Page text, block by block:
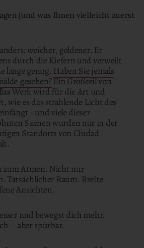
(und was Ihnen vielleicht zuerst
weicher, goldener. Er
durch die Kiefern und verweilt
lange genug. Haben Sie jemals
gesehen?Ein Großteil von
Werk wird für die Art und
wie es das strahlende Licht des
- und viele dieser
Szenen wurden nur in der
Standorts von Ciudad
zum Atmen. Nicht nur
Tatsächlicher Raum. Breite
Ansichten.
und bewegst dich mehr.
– aber spürbar.